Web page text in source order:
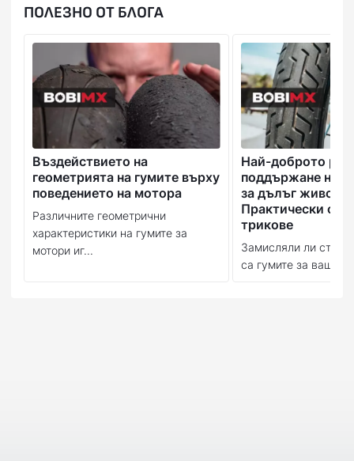
ПОЛЕЗНО ОТ БЛОГА
Въздействието на
геометрията на гумите върху
поведението на мотора
Различните геометрични
характеристики на гумите за
мотори иг...
Най-доброто
поддържане на
за дълъг живот:
Практически
трикове
Замисляли ли сте
са гумите за вашия